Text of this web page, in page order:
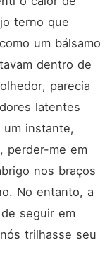
terno que
um bálsamo
dentro de
parecia
latentes
um instante,
perder-me em
nos braços
No entanto, a
seguir em
trilhasse seu